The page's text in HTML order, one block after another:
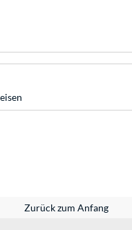
Zurück zum Anfang